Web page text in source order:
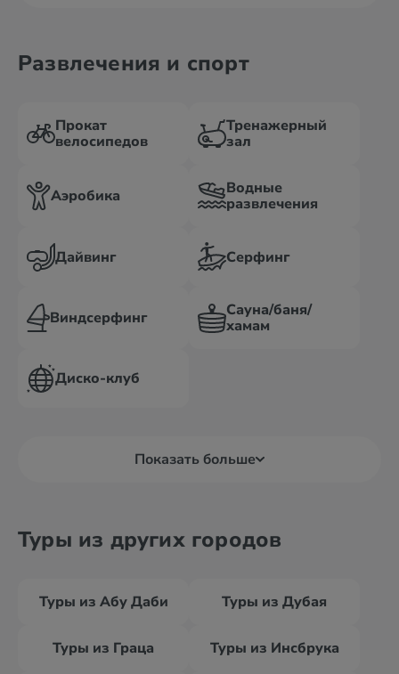
Развлечения и спорт
Прокат
велосипедов
Тренажерный
зал
Аэробика
Водные
развлечения
Дайвинг Серфинг
Виндсерфинг
Сауна/баня/
хамам
Диско-клуб
Показать больше
Туры из других городов
Туры из Абу Даби Туры из Дубая
Туры из Граца Туры из Инсбрука